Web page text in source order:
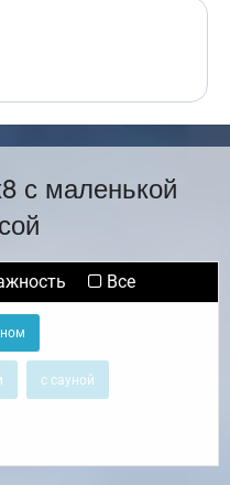
с маленькой
Все
с сауной